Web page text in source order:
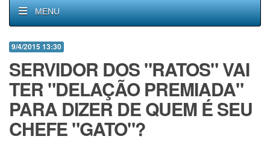
MENU
9/4/2015 13:30
SERVIDOR DOS "RATOS" VAI
TER "DELAÇÃO PREMIADA"
PARA DIZER DE QUEM É SEU
CHEFE "GATO"?